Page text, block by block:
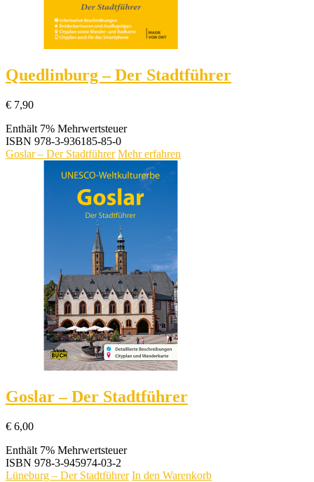
Quedlinburg – Der Stadtführer
€ 7,90
Enthält 7% Mehrwertsteuer
ISBN 978-3-936185-85-0
Goslar – Der Stadtführer Mehr erfahren
Goslar – Der Stadtführer
€ 6,00
Enthält 7% Mehrwertsteuer
ISBN 978-3-945974-03-2
Lüneburg – Der Stadtführer In den Warenkorb